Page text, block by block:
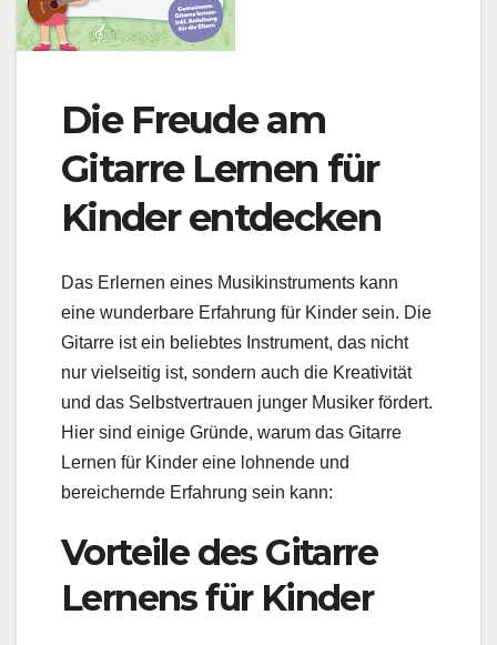
Die Freude am
Gitarre Lernen für
Kinder entdecken
Das Erlernen eines Musikinstruments kann
eine wunderbare Erfahrung für Kinder sein. Die
Gitarre ist ein beliebtes Instrument, das nicht
nur vielseitig ist, sondern auch die Kreativität
und das Selbstvertrauen junger Musiker fördert.
Hier sind einige Gründe, warum das Gitarre
Lernen für Kinder eine lohnende und
bereichernde Erfahrung sein kann:
Vorteile des Gitarre
Lernens für Kinder